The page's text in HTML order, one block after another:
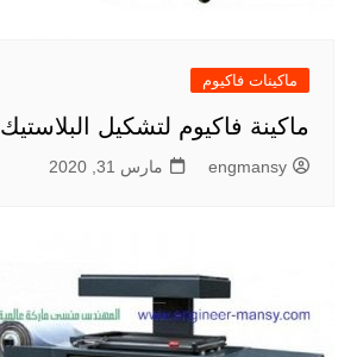
ماكينات فاكيوم
ماكينة فاكيوم لتشكيل البلاستيك
engmansy مارس 31, 2020